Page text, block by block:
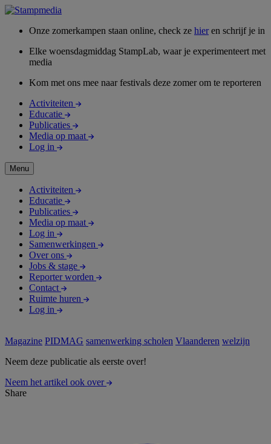
Onze zomerkampen staan online, check ze hieren schrijf je in
Elke woensdagmiddag StampLab, waar je experimenteert met
media
Kom met ons mee naar festivals deze zomer om te reporteren
Activiteiten
Educatie
Publicaties
Media op maat
Log in
Menu
Activiteiten
Educatie
Publicaties
Media op maat
Log in
Samenwerkingen
Over ons
Jobs & stage
Reporter worden
Contact
Ruimte huren
Log in
Magazine PIDMAG samenwerking scholen Vlaanderen welzijn
Neem deze publicatie als eerste over!
Neem het artikel ook over
Share